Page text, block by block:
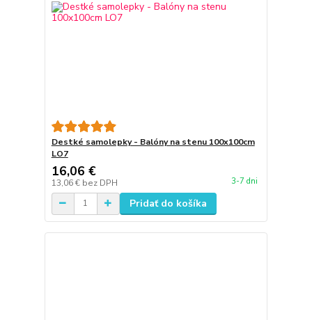
Destké samolepky - Balóny na stenu 100x100cm
LO7
16,06 €
13,06 € bez DPH 3-7 dni
Pridať do košíka